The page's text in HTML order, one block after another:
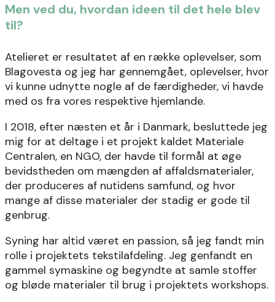
Men ved du, hvordan ideen til det hele blev
til?
Atelieret er resultatet af en række oplevelser, som
Blagovesta og jeg har gennemgået, oplevelser, hvor
vi kunne udnytte nogle af de færdigheder, vi havde
med os fra vores respektive hjemlande.
I 2018, efter næsten et år i Danmark, besluttede jeg
mig for at deltage i et projekt kaldet Materiale
Centralen, en NGO, der havde til formål at øge
bevidstheden om mængden af affaldsmaterialer,
der produceres af nutidens samfund, og hvor
mange af disse materialer der stadig er gode til
genbrug.
Syning har altid været en passion, så jeg fandt min
rolle i projektets tekstilafdeling. Jeg genfandt en
gammel symaskine og begyndte at samle stoffer
og bløde materialer til brug i projektets workshops.